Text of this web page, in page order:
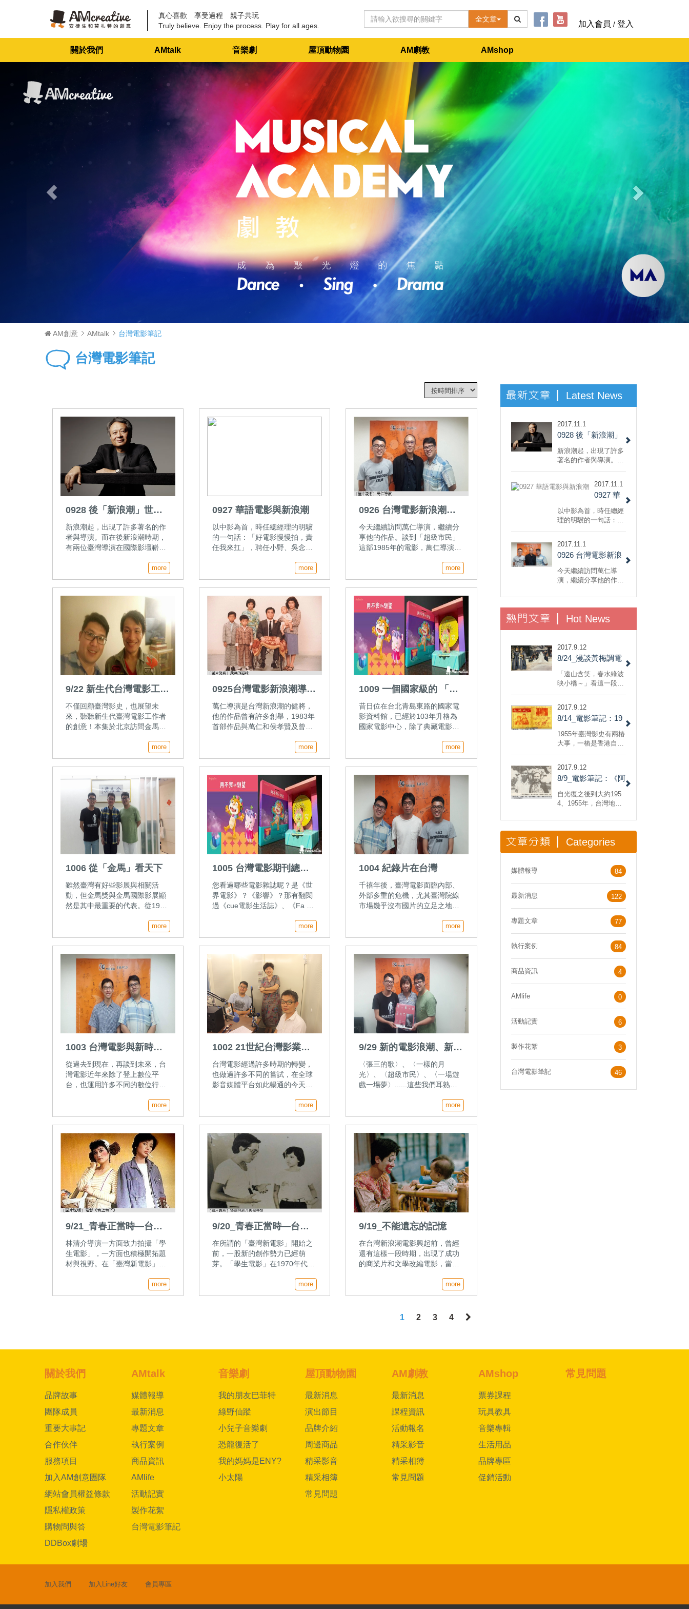
真心喜歡 享受過程 親子共玩
Truly believe. Enjoy the process. Play for all ages.
全文章
加入會員 / 登入
關於我們 AMtalk 音樂劇 屋頂動物園 AM劇教 AMshop
AM創意 AMtalk 台灣電影筆記
台灣電影筆記
0928 後「新浪潮」世代
的台灣電影作者
新浪潮起，出現了許多著名的作
者與導演。而在後新浪潮時期，
有兩位臺灣導演在國際影壇嶄露
到當代，一位前進好萊塢、一位
進入美術館，但不變的，都還在
做電影。
more
0927 華語電影與新浪潮
以中影為首，時任總經理的明驥
的一句話：「好電影慢慢拍，責
任我來扛」，聘任小野、吳念
演：侯孝賢、楊德昌、柯一正、
張毅、陳坤厚、萬仁與王童等。
more
0926 台灣電影新浪潮導
演萬仁(下)
今天繼續訪問萬仁導演，繼續分
享他的作品。談到「超級市民」
這部1985年的電影，萬仁導演處
關係。以一個鄉下年輕人進城為
起點，帶領觀眾看到城市底層與
背後不為人知的地下經濟與陰暗
角落。
more
9/22 新生代台灣電影工作
者的創意啟發
不僅回顧臺灣影史，也展望未
來，聽聽新生代臺灣電影工作者
的創意！本集於北京訪問金馬獎
四射歌舞團》的設計師賴蔚炅。
請他來暢談電影幕後工作者的各
種創意發想與思考理路。 來賓：
金馬獎最佳造型設計得主賴蔚炅
more
0925台灣電影新浪潮導演
萬仁(上)
萬仁導演是台灣新浪潮的健將，
他的作品曾有許多創舉，1983年
首部作品與萬仁和侯孝賢及曾壯
偶》一片，其中由他所執導的
《蘋果的滋味》一段發生「削蘋
果事件」，有人寫信密告指稱本
片拍攝出台北當時貧窮落後及違
章建築的畫面不妥當，恐影響國
際形象。
more
1009 一個國家級的 「電
影中心」
昔日位在台北青島東路的國家電
影資料館，已經於103年升格為
國家電影中心，除了典藏電影資
影的數位修復，目前已經修復了
十餘部台灣和華語經典影片。關
於升格後的電影中心，還具備什
麼樣的功能與展望？今天這一集
為您訪問國家電影中心執行長陳
斌全，請他來分享電影中心的願
景。
more
1006 從「金馬」看天下
雖然臺灣有好些影展與相關活
動，但金馬獎與金馬國際影展顯
然是其中最重要的代表。從1980
了臺灣人的觀影視野，讓我們看
到日本與美國之外的世界電影潮
流，也把許多特色導演帶到我們
眼前，啟發了一代又一代的電影
人。本集邀請現任的金馬國際影
展執行長聞天祥，從影展活動的
角度談臺灣電影史。
more
1005 台灣電影期刊總體
檢
您看過哪些電影雜誌呢？是《世
界電影》？《影響》？那有翻閱
過《cue電影生活誌》、《Fa 電
角度，探討臺灣電影史的保存，
為您邀請《電影欣賞》季刊主編
徐明瀚一起來暢談這一段影視雜
誌出版的歷程。
more
1004 紀錄片在台灣
千禧年後，臺灣電影面臨內部、
外部多重的危機，尤其臺灣院線
市場幾乎沒有國片的立足之地，
外獲得觀眾歡迎，從轟動破千萬
的《生命》再到破億的《看見臺
灣》，在其他國家不一定會上院
線衝票房的紀錄片，卻在台灣好
幾次創造驚人亮眼的成績。今天
邀請臺灣國際紀錄片影展策展人
林木材，與我們一起重
more
1003 台灣電影與新時代
的傳播媒體
從過去到現在，再談到未來，台
灣電影近年來除了登上數位平
台，也運用許多不同的數位行銷
媒體與電影互動呢？本集邀請
《放映週報》主編洪健倫一起來
分享。
more
1002 21世紀台灣影業現
況
台灣電影經過許多時期的轉變，
也做過許多不同的嘗試，在全球
影音媒體平台如此暢通的今天，
能性？一起來聽這一集影評人但
唐謨與主持人的討論。
more
9/29 新的電影浪潮、新的
電影聲音—專訪李壽全
〈張三的歌〉、〈一樣的月
光〉、〈超級市民〉、〈一場遊
戲一場夢〉......這些我們耳熟能
全的創作，他是台灣流行音樂史
的主角，更是電影音樂大師，今
天讓我們來聽聽李壽全暢談當年
的電影背後的音樂故事。
more
9/21_青春正當時—台灣
學生電影教父林清介專訪
（下集）
林清介導演一方面致力拍攝「學
生電影」，一方面也積極開拓題
材與視野。在「臺灣新電影」的
more
9/20_青春正當時—台灣
學生電影教父林清介專訪
（上集）
在所謂的「臺灣新電影」開始之
前，一股新的創作勢力已經萌
芽。「學生電影」在1970年代中
生之愛》、《同班同學》等，更
在影史寫下極輝煌的篇章。本集
more
9/19_不能遺忘的記憶
在台灣新浪潮電影興起前，曾經
還有這樣一段時期，出現了成功
的商業片和文學改編電影，當時
演，也開創出電影史上的里程
碑。
more
1 2 3 4
最新文章 Latest News
2017.11.1
0928 後「新浪潮」
世代的台灣電影作
者
新浪潮起，出現了許多
著名的作者與導演。而
嶄露頭角，分別是李安
與蔡明亮。走到當代，
一位前進好萊塢、一位
進入美術館，但不變
的，都還在做電影。
2017.11.1
0927 華
語電影與
新浪潮
以中影為首，時任總經
理的明驥的一句話：
吳念真，並帶領出一系
列新生代導演：侯孝
賢、楊德昌、柯一正、
張毅、陳坤厚、萬仁與
王童等。
2017.11.1
0926 台灣電影新浪
潮導演萬仁(下)
今天繼續訪問萬仁導
演，繼續分享他的作
這部1985年的電影，萬
仁導演處理的是台灣都
市化過程中的城鄉關
係。以一個鄉下年輕人
看到城市底層與背後不
為人知的地下經濟與陰
暗角落。
熱門文章 Hot News
2017.9.12
8/24_漫談黃梅調電
影
「遠山含笑，春水綠波
映小橋～」看這一段歌
2017.9.12
8/14_電影筆記：19
55臺灣影史大關鍵
——台語片的誕生
及其他
1955年臺灣影史有兩樁
大事，一樁是香港自由
後話；另一樁就是台語
片的誕生。
2017.9.12
8/9_電影筆記：《阿
里山風雲》
自光復之後到大約195
4、1955年，台灣地區
沌中摸索、探路的階
段。光復初期，華語電
影的製作中心—上海，
以及上海影業因應戰後
港，對剛剛由日本手中
收復回來的台灣充滿高
文章分類 Categories
媒體報導 84
最新消息 122
專題文章 77
執行案例 84
商品資訊 4
AMlife 0
活動記實 6
製作花絮 3
台灣電影筆記 46
關於我們
品牌故事
團隊成員
重要大事記
合作伙伴
服務項目
加入AM創意團隊
網站會員權益條款
隱私權政策
購物問與答
DDBox劇場
AMtalk
媒體報導
最新消息
專題文章
執行案例
商品資訊
AMlife
活動記實
製作花絮
台灣電影筆記
音樂劇
我的朋友巴菲特
綠野仙蹤
小兒子音樂劇
恐龍復活了
我的媽媽是ENY?
小太陽
屋頂動物園
最新消息
演出節目
品牌介紹
周邊商品
精采影音
精采相簿
常見問題
AM劇教
最新消息
課程資訊
活動報名
精采影音
精采相簿
常見問題
AMshop
票券課程
玩具教具
音樂專輯
生活用品
品牌專區
促銷活動
常見問題
加入我們 加入Line好友 會員專區